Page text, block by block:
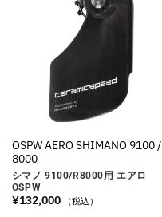
OSPW AERO SHIMANO 9100 /
8000
シマノ 9100/R8000用 エアロ
OSPW
¥132,000 （税込）